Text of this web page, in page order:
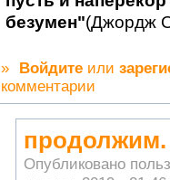
безумен"(Джордж
» Войдите или
комментарии
продолжим.
Опубликовано